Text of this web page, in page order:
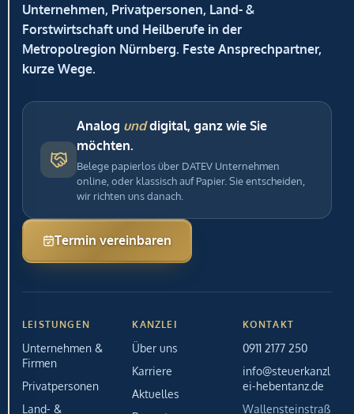
Unternehmen, Privatpersonen, Land- &
Forstwirtschaft und Heilberufe in der
Metropolregion Nürnberg. Feste Ansprechpartner,
kurze Wege.
Analog unddigital, ganz wie Sie
möchten.
Belege papierlos über DATEV Unternehmen
online, oder klassisch auf Papier. Sie entscheiden,
wir richten uns danach.
Termin vereinbaren
LEISTUNGEN
Unternehmen &
Firmen
Privatpersonen
Land- &
KANZLEI
Über uns
Karriere
Aktuelles
KONTAKT
0911 2177 250
info@steuerkanzl
ei-hebentanz.de
Wallensteinstraß
zu
analysieren.
Notwendige
Cookies
sind
den
erforderlich.
alle
anderen
Zwecke
benötigen
Ihre
Sie
Ihre
jederzeit
über